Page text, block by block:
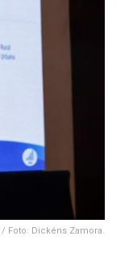
Foto: Dickéns Zamora.